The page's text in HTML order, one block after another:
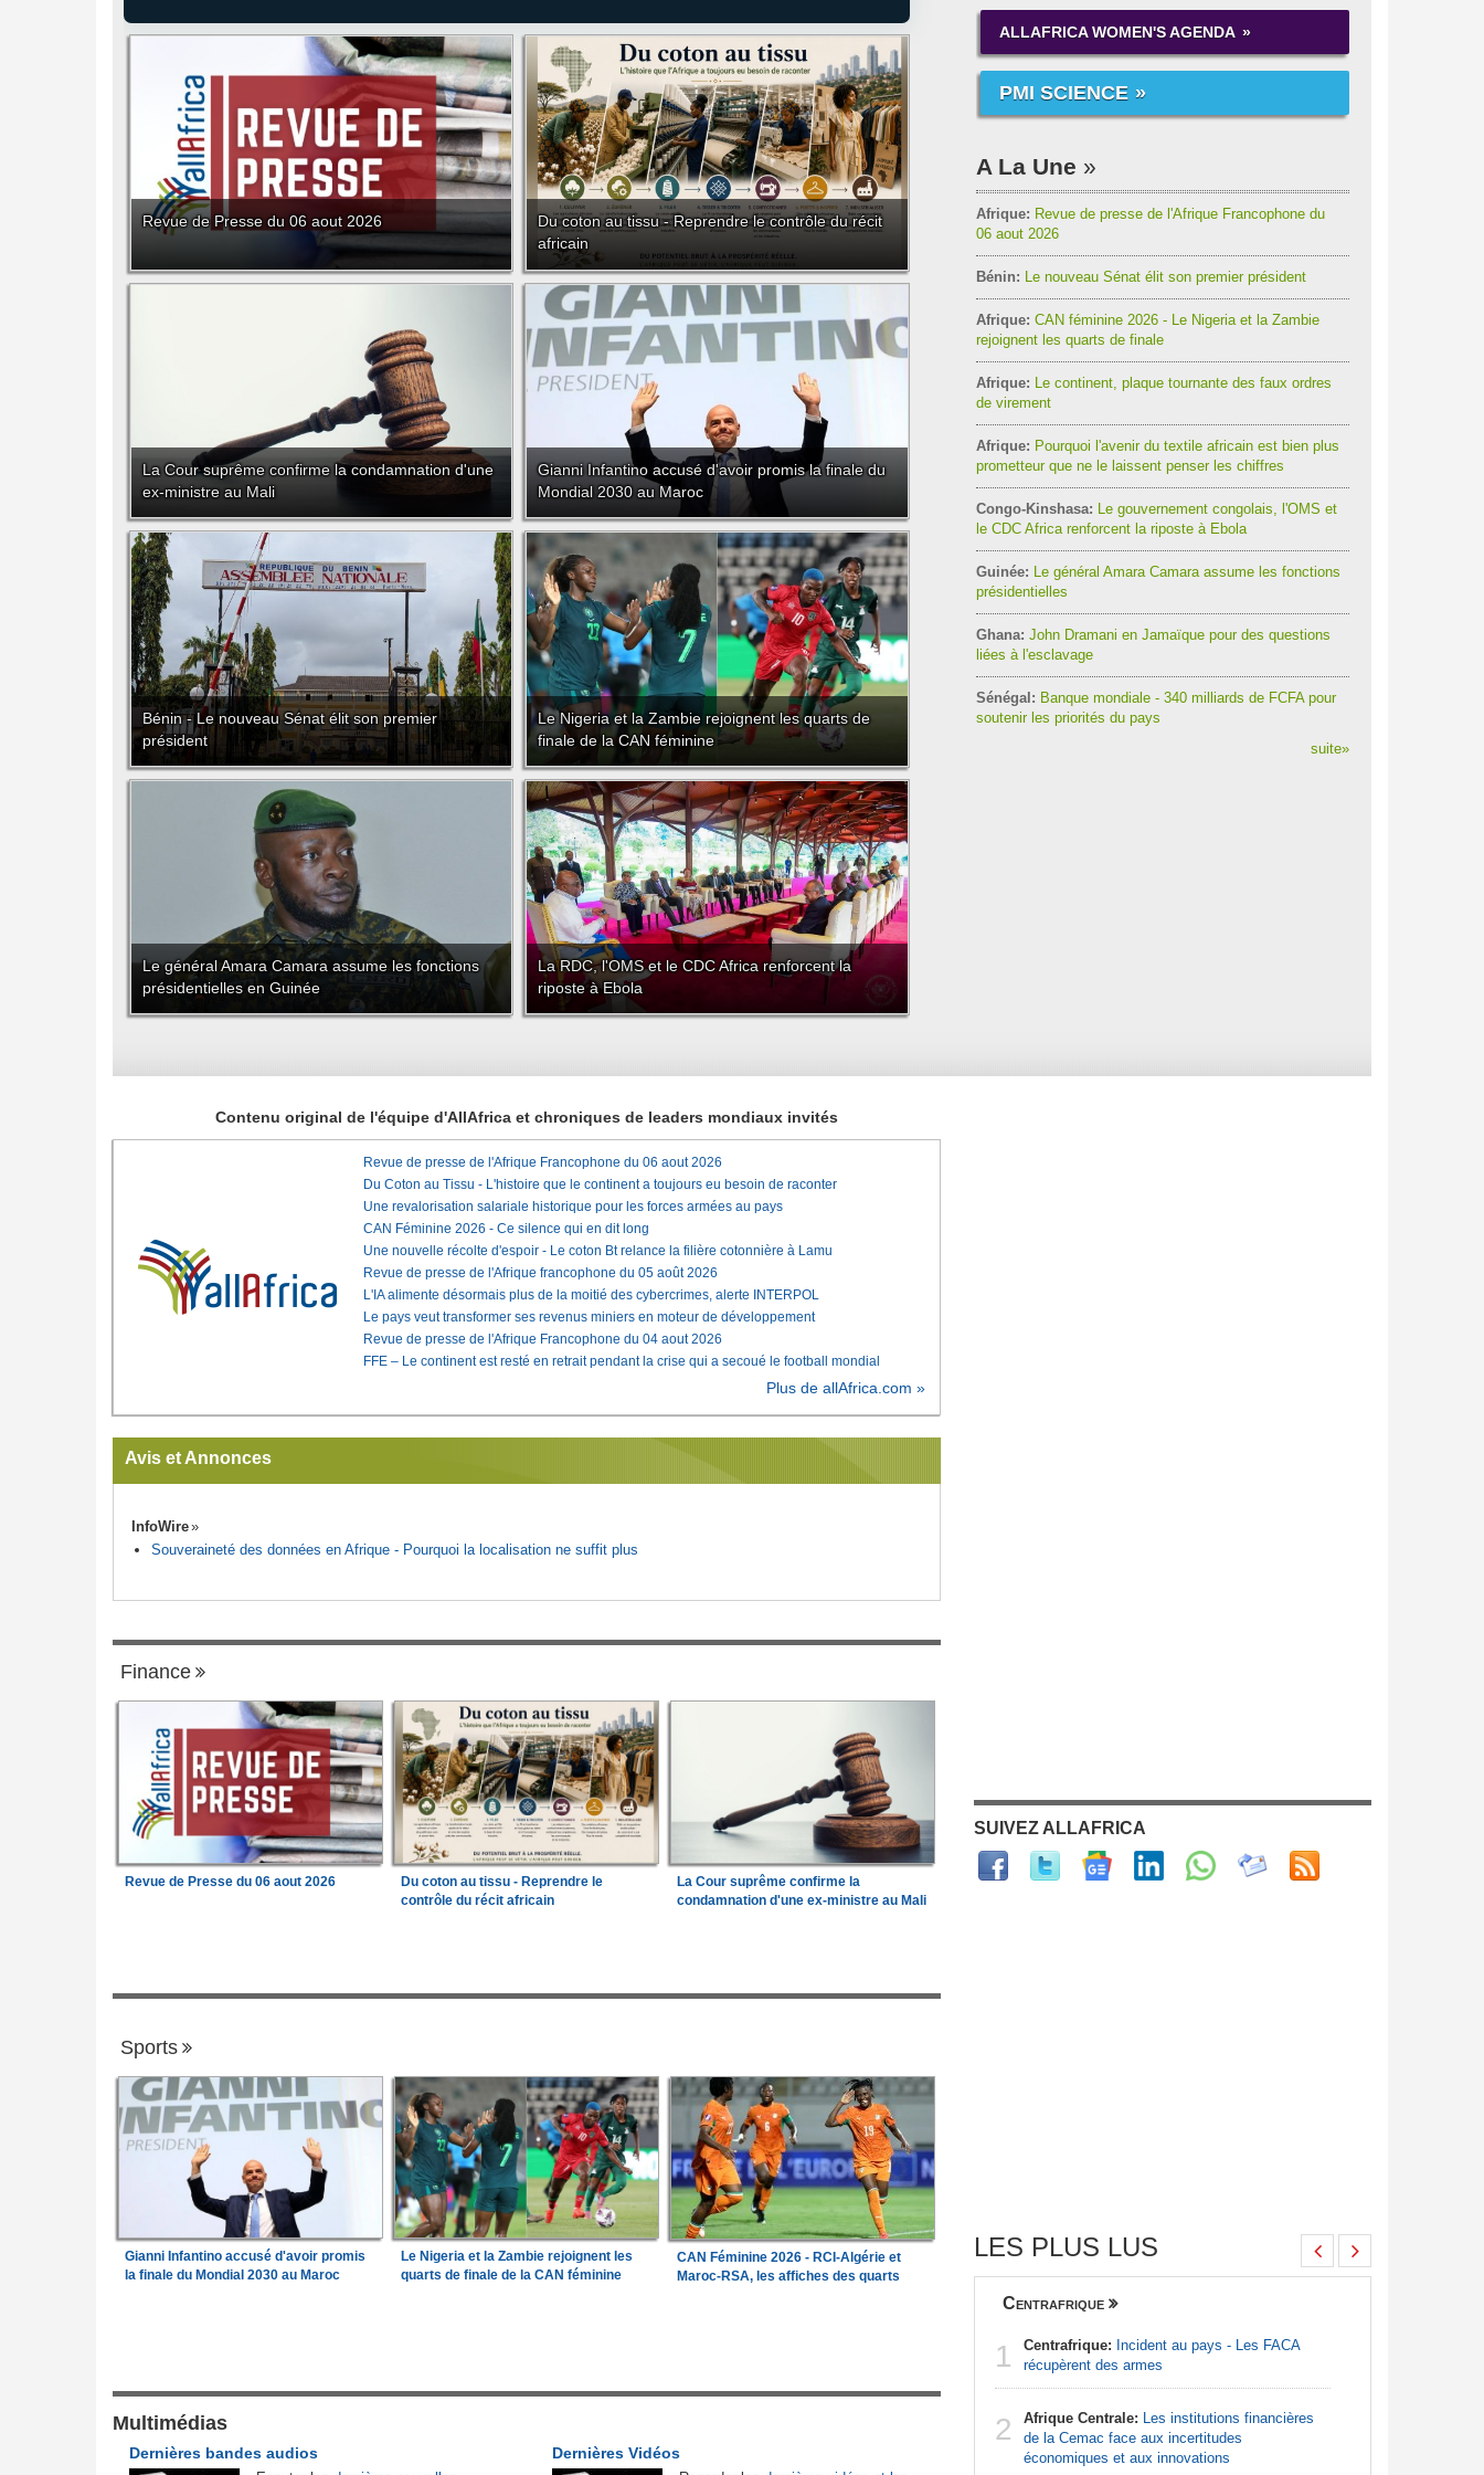
Revue de Presse du 06 aout 2026
Du coton au tissu - Reprendre le contrôle du récit
africain
La Cour suprême confirme la condamnation d'une
ex-ministre au Mali
Gianni Infantino accusé d'avoir promis la finale du
Mondial 2030 au Maroc
Bénin - Le nouveau Sénat élit son premier
président
Le Nigeria et la Zambie rejoignent les quarts de
finale de la CAN féminine
Le général Amara Camara assume les fonctions
présidentielles en Guinée
La RDC, l'OMS et le CDC Africa renforcent la
riposte à Ebola
ALLAFRICA WOMEN'S AGENDA
PMI SCIENCE
A La Une
Afrique: Revue de presse de l'Afrique Francophone du
06 aout 2026
Bénin: Le nouveau Sénat élit son premier président
Afrique: CAN féminine 2026 - Le Nigeria et la Zambie
rejoignent les quarts de finale
Afrique: Le continent, plaque tournante des faux ordres
de virement
Afrique: Pourquoi l'avenir du textile africain est bien plus
prometteur que ne le laissent penser les chiffres
Congo-Kinshasa: Le gouvernement congolais, l'OMS et
le CDC Africa renforcent la riposte à Ebola
Guinée: Le général Amara Camara assume les fonctions
présidentielles
Ghana: John Dramani en Jamaïque pour des questions
liées à l'esclavage
Sénégal: Banque mondiale - 340 milliards de FCFA pour
soutenir les priorités du pays
suite»
Contenu original de l'équipe d'AllAfrica et chroniques de leaders mondiaux invités
Revue de presse de l'Afrique Francophone du 06 aout 2026
Du Coton au Tissu - L'histoire que le continent a toujours eu besoin de raconter
Une revalorisation salariale historique pour les forces armées au pays
CAN Féminine 2026 - Ce silence qui en dit long
Une nouvelle récolte d'espoir - Le coton Bt relance la filière cotonnière à Lamu
Revue de presse de l'Afrique francophone du 05 août 2026
L'IA alimente désormais plus de la moitié des cybercrimes, alerte INTERPOL
Le pays veut transformer ses revenus miniers en moteur de développement
Revue de presse de l'Afrique Francophone du 04 aout 2026
FFE – Le continent est resté en retrait pendant la crise qui a secoué le football mondial
Plus de allAfrica.com »
Avis et Annonces
InfoWire
Souveraineté des données en Afrique - Pourquoi la localisation ne suffit plus
Finance
Revue de Presse du 06 aout 2026
Du coton au tissu - Reprendre le
contrôle du récit africain
La Cour suprême confirme la
condamnation d'une ex-ministre au Mali
Sports
Gianni Infantino accusé d'avoir promis
la finale du Mondial 2030 au Maroc
Le Nigeria et la Zambie rejoignent les
quarts de finale de la CAN féminine
CAN Féminine 2026 - RCI-Algérie et
Maroc-RSA, les affiches des quarts
Multimédias
Dernières Vidéos
Dernières bandes audios
SUIVEZ ALLAFRICA
LES PLUS LUS
2
Centrafrique
1 Centrafrique: Incident au pays - Les FACA
récupèrent des armes
2 Afrique Centrale: Les institutions financières
de la Cemac face aux incertitudes
économiques et aux innovations